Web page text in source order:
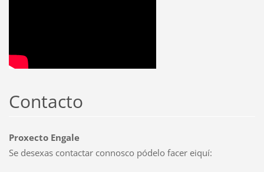
Contacto
Proxecto Engale
Se desexas contactar connosco pódelo facer eiquí: